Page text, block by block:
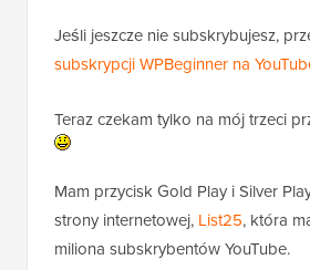
Jeśli jeszcze nie subskrybujesz,
subskrypcji WPBeginner na
Teraz czekam tylko na mój trzeci
Mam przycisk Gold Play i Silver
strony internetowej, List25, która
miliona subskrybentów YouTube.